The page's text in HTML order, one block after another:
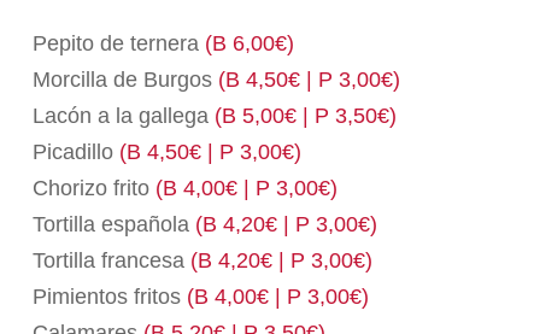
Pepito de ternera (B 6,00€)
Morcilla de Burgos (B 4,50€ | P 3,00€)
Lacón a la gallega (B 5,00€ | P 3,50€)
Picadillo (B 4,50€ | P 3,00€)
Chorizo frito (B 4,00€ | P 3,00€)
Tortilla española (B 4,20€ | P 3,00€)
Tortilla francesa (B 4,20€ | P 3,00€)
Pimientos fritos (B 4,00€ | P 3,00€)